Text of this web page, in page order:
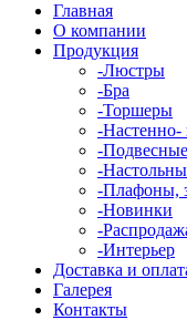
Главная
О компании
Продукция
-Люстры
-Бра
-Торшеры
-Настенно-
-
-
-Плафоны,
-Новинки
-
-Интерьер
Доставка и
Галерея
Контакты